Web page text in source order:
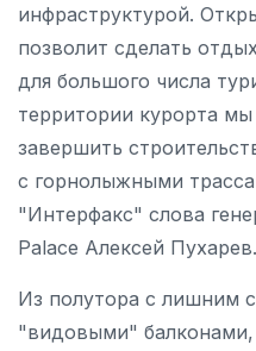
инфраструктурой.
позволит сделать
для большого числа
территории курорта
завершить
с горнолыжными
"Интерфакс" слова
Palace Алексей Пухарев.
Из полутора с лишним
"видовыми"